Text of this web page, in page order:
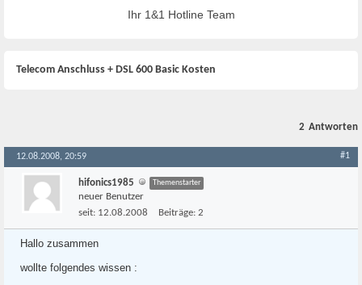
Ihr 1&1 Hotline Team
Telecom Anschluss + DSL 600 Basic Kosten
2 Antworten
12.08.2008, 20:59 #1
hifonics1985 Themenstarter
neuer Benutzer
seit: 12.08.2008 Beiträge: 2
Hallo zusammen
wollte folgendes wissen :